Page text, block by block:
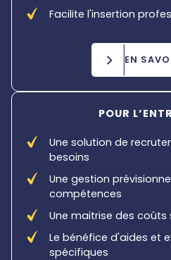
Facilite l'insertion
EN
POUR
Une solution de
besoins
Une gestion
compétences
Une maitrise des coûts
Le bénéfice d'aides et
spécifiques